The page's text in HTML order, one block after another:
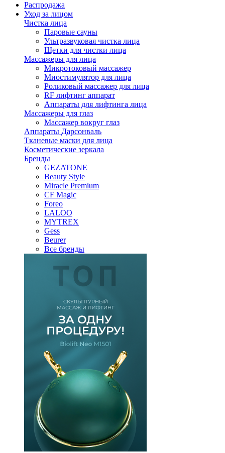
Распродажа
Уход за лицом
Чистка лица
Паровые сауны
Ультразвуковая чистка лица
Щетки для чистки лица
Массажеры для лица
Микротоковый массажер
Миостимулятор для лица
Роликовый массажер для лица
RF лифтинг аппарат
Аппараты для лифтинга лица
Массажеры для глаз
Массажер вокруг глаз
Аппараты Дарсонваль
Тканевые маски для лица
Косметические зеркала
Бренды
GEZATONE
Beauty Style
Miracle Premium
CF Magic
Foreo
LALOO
MYTREX
Gess
Beurer
Все бренды